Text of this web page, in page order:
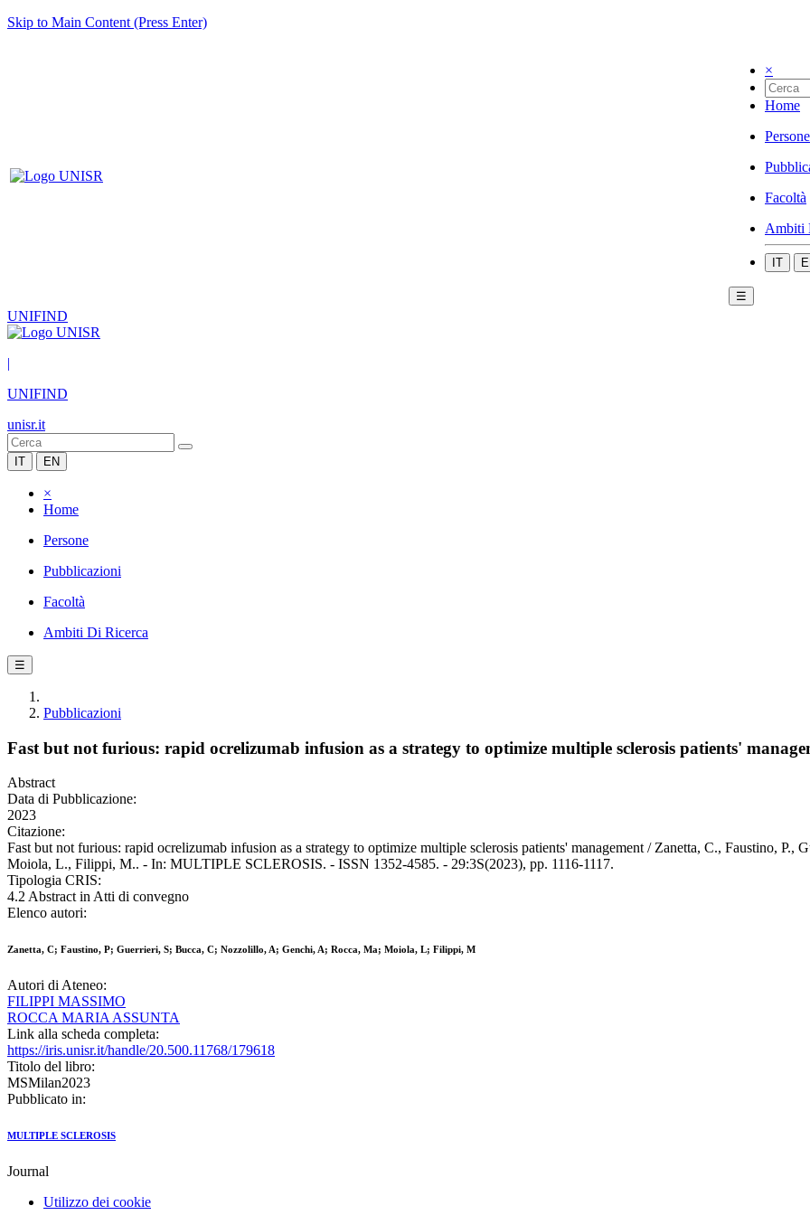
Skip to Main Content (Press Enter)
×
Home
Persone
Facoltà
Ambiti
IT
☰
UNIFIND
|
UNIFIND
unisr.it
IT EN
×
Home
Persone
Pubblicazioni
Facoltà
Ambiti Di Ricerca
☰
Pubblicazioni
Fast but not furious: rapid ocrelizumab infusion as a strategy to optimize multiple sclerosis patients'
Abstract
Data di Pubblicazione:
2023
Citazione:
Fast but not furious: rapid ocrelizumab infusion as a strategy to optimize multiple sclerosis patients' management / Zanetta, C., Faustino,
Moiola, L., Filippi, M.. - In: MULTIPLE SCLEROSIS. - ISSN 1352-4585. - 29:3S(2023), pp. 1116-1117.
Tipologia CRIS:
4.2 Abstract in Atti di convegno
Elenco autori:
Zanetta, C; Faustino, P; Guerrieri, S; Bucca, C; Nozzolillo, A; Genchi, A; Rocca, Ma; Moiola, L; Filippi, M
Autori di Ateneo:
FILIPPI MASSIMO
ROCCA MARIA ASSUNTA
Link alla scheda completa:
https://iris.unisr.it/handle/20.500.11768/179618
Titolo del libro:
MSMilan2023
Pubblicato in:
MULTIPLE SCLEROSIS
Journal
Utilizzo dei cookie